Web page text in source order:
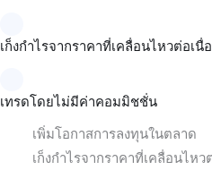
เก็งกำไรจากราคาที่เคลื่อนไหวต่อเนื่
เทรดโดยไม่มีค่าคอมมิชชั่น
เพิ่มโอกาสการลงทุนในตลาด
เก็งกำไรจากราคาที่เคลื่อนไหว